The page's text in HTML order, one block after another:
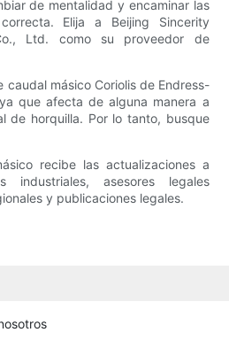
de mentalidad y encaminar las
Elija a Beijing Sincerity
Ltd. como su proveedor de
másico Coriolis de Endress-
que afecta de alguna manera a
de horquilla. Por lo tanto, busque
recibe las actualizaciones a
industriales, asesores legales
y publicaciones legales.